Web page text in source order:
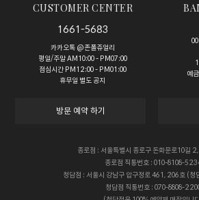
CUSTOMER CENTER
1661-5683
카카오톡 @존폴쥬얼리
평일/주말 AM10:00 - PM07:00
점심시간 PM12:00 - PM01:00
휴무일 별도 공지
예
방문 예약 하기
종로점 : 서울특별시 종로구 돈화문로10길
종로점 직통번호 : 010-8108-
청담점 : 서울시 강남구 압구정로 461, 206호 (청
청담점 직통번호 : 070-8808-